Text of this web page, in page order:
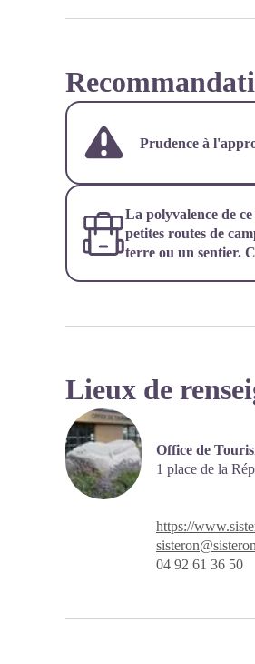
Prudence à
La polyvalence de
petites routes de
terre ou un sentier.
Lieux de
Office de
1 place de la
https://
04 92 61 36 50